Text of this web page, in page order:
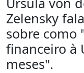
Zelensky
sobre como
financeiro à
meses".